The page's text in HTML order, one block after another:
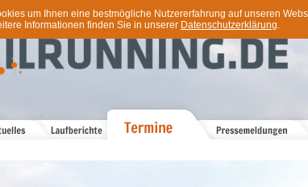
um Ihnen eine bestmögliche Nutzererfahrung auf unseren
Informationen finden Sie in unserer Datenschutzerklärung.